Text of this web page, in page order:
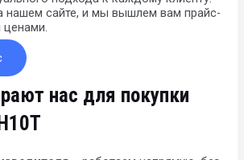
нашем сайте, и мы вышлем вам прайс-
нас для покупки